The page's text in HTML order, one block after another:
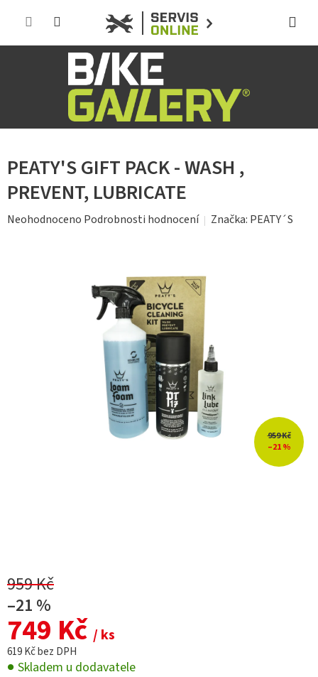
PEATY'S GIFT PACK - WASH ,
PREVENT, LUBRICATE
Průměrné
Neohodnoceno Podrobnosti hodnocení Značka: PEATY´S
959 Kč
–21 %
959 Kč
–21 %
749 Kč / ks
619 Kč bez DPH
Skladem u dodavatele